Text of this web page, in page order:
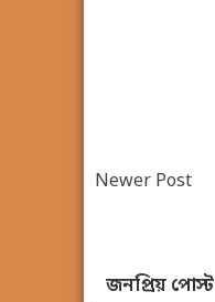
Newer Post
জনপ্রিয় পোস্ট